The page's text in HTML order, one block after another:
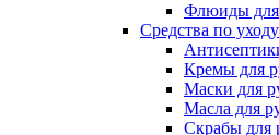
Флюиды для
Средства по
Кремы для
Маски для
Масла для
Скрабы для